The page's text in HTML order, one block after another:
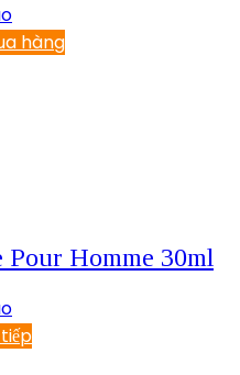
hàng
Pour Homme 30ml